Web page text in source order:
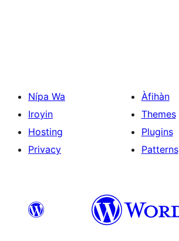
Nípa Wa
Iroyin
Hosting
Privacy
Àfihàn
Themes
Plugins
Patterns